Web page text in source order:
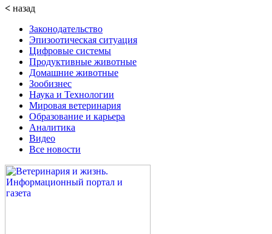
< назад
Законодательство
Эпизоотическая ситуация
Цифровые системы
Продуктивные животные
Домашние животные
Зообизнес
Наука и Технологии
Мировая ветеринария
Образование и карьера
Аналитика
Видео
Все новости